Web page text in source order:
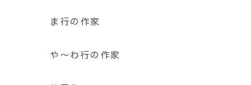
ま行の作家
や〜わ行の作家